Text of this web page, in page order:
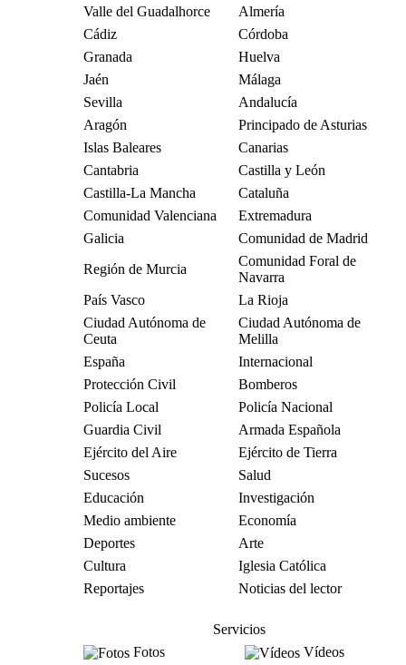
Valle del Guadalhorce
Almería
Cádiz
Córdoba
Granada
Huelva
Jaén
Málaga
Sevilla
Andalucía
Aragón
Principado de Asturias
Islas Baleares
Canarias
Cantabria
Castilla y León
Castilla-La Mancha
Cataluña
Comunidad Valenciana
Extremadura
Galicia
Comunidad de Madrid
Región de Murcia
Comunidad Foral de
Navarra
País Vasco
La Rioja
Ciudad Autónoma de
Ceuta
Ciudad Autónoma de
Melilla
España
Internacional
Protección Civil
Bomberos
Policía Local
Policía Nacional
Guardia Civil
Armada Española
Ejército del Aire
Ejército de Tierra
Sucesos
Salud
Educación
Investigación
Medio ambiente
Economía
Deportes
Arte
Cultura
Iglesia Católica
Reportajes
Noticias del lector
Servicios
Fotos
Vídeos